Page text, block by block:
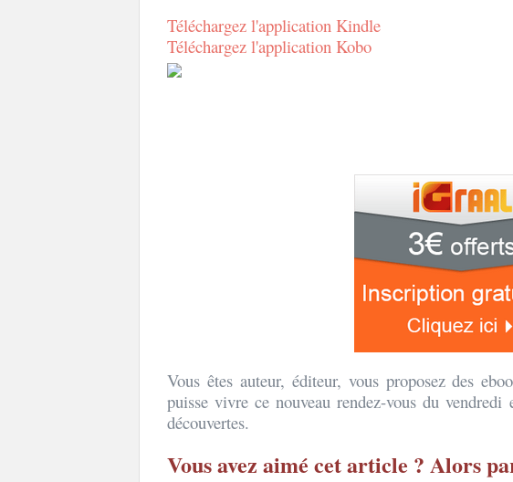
Téléchargez l'application Kindle
Téléchargez l'application Kobo
Vous êtes auteur, éditeur, vous proposez des
puisse vivre ce nouveau rendez-vous du
découvertes.
Vous avez aimé cet article ? Alors